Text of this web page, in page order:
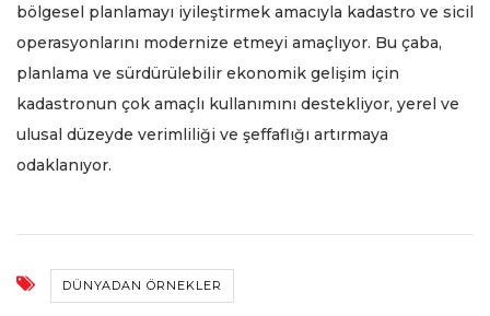
bölgesel planlamayı iyileştirmek amacıyla kadastro ve sicil
operasyonlarını modernize etmeyi amaçlıyor. Bu çaba,
planlama ve sürdürülebilir ekonomik gelişim için
kadastronun çok amaçlı kullanımını destekliyor, yerel ve
ulusal düzeyde verimliliği ve şeffaflığı artırmaya
odaklanıyor.
DÜNYADAN ÖRNEKLER